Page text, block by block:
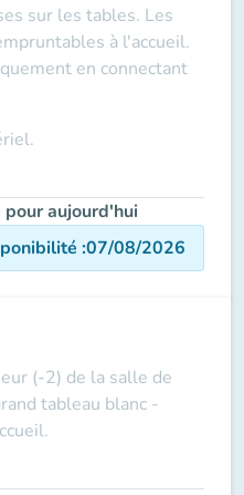
sur les tables. Les
à l'accueil.
en connectant
aujourd'hui
:07/08/2026
(-2) de la salle de
tableau blanc -